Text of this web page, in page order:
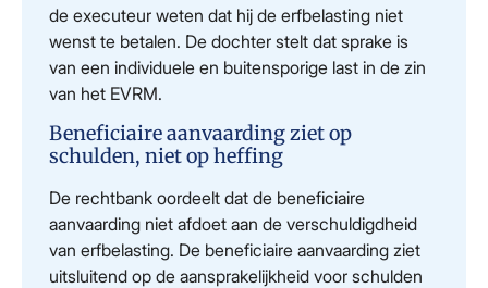
de executeur weten dat hij de erfbelasting niet
wenst te betalen. De dochter stelt dat sprake is
van een individuele en buitensporige last in de zin
van het EVRM.
Beneficiaire aanvaarding ziet op
schulden, niet op heffing
De rechtbank oordeelt dat de beneficiaire
aanvaarding niet afdoet aan de verschuldigdheid
van erfbelasting. De beneficiaire aanvaarding ziet
uitsluitend op de aansprakelijkheid voor schulden